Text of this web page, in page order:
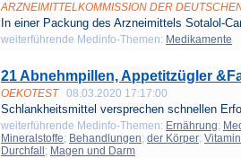
ARZNEIMITTELKOMMISSION DER
In einer Packung des Arzneimittels Sotalol-
weiterführende Medinfo-Themen: Medikamente
21 Abnehmpillen, Appetitzügler
OEKOTEST 08.03.2020 17:17:00
Schlankheitsmittel versprechen schnellen
weiterführende Medinfo-Themen: Ernährung;
Mineralstoffe; Behandlungen; der Körper;
Durchfall ; Magen und Darm